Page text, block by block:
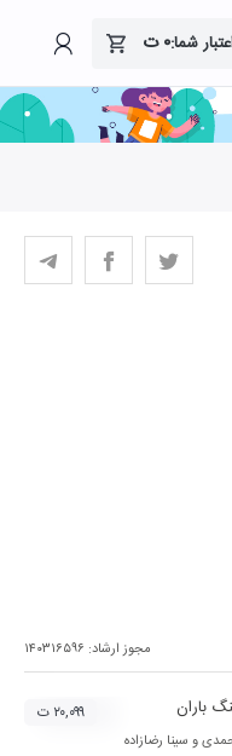
شما:۰ت
مجوز ارشاد: ۱۴۰۳۱۶۵۹۶
باران
و سینا رضازاده
۲۰,۰۹۹ ت